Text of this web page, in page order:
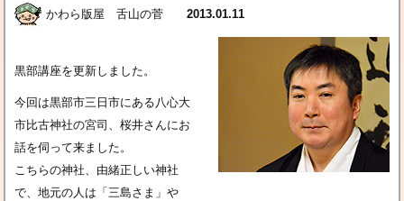
かわら版屋 舌山の菅 2013.01.11
黒部講座を更新しました。
今回は黒部市三日市にある八心大
市比古神社の宮司、桜井さんにお
話を伺って来ました。
こちらの神社、由緒正しい神社
で、地元の人は「三島さま」や